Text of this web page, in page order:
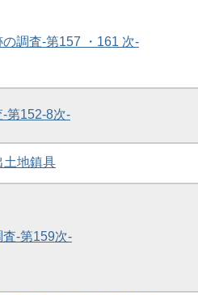
調査-第157 ・161 次-
第152-8次-
土地鎮具
-第159次-